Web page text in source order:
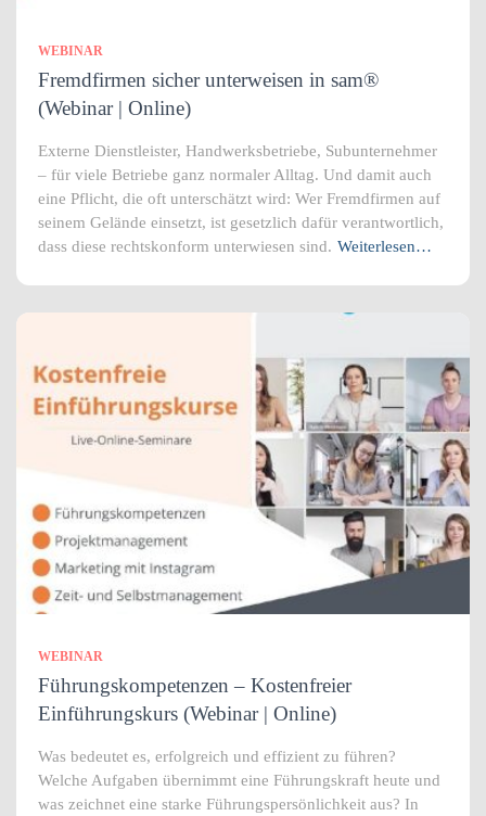
WEBINAR
Fremdfirmen sicher unterweisen in sam®
(Webinar | Online)
Externe Dienstleister, Handwerksbetriebe, Subunternehmer
– für viele Betriebe ganz normaler Alltag. Und damit auch
eine Pflicht, die oft unterschätzt wird: Wer Fremdfirmen auf
seinem Gelände einsetzt, ist gesetzlich dafür verantwortlich,
dass diese rechtskonform unterwiesen sind. Weiterlesen…
WEBINAR
Führungskompetenzen – Kostenfreier
Einführungskurs (Webinar | Online)
Was bedeutet es, erfolgreich und effizient zu führen?
Welche Aufgaben übernimmt eine Führungskraft heute und
was zeichnet eine starke Führungspersönlichkeit aus? In